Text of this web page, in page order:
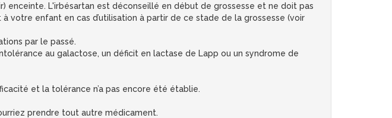
L'irbésartan est déconseillé en début de grossesse et ne doit pas
votre enfant en cas d’utilisation à partir de ce stade de la grossesse (voir
par le passé.
au galactose, un déficit en lactase de Lapp ou un syndrome de
et la tolérance n’a pas encore été établie.
prendre tout autre médicament.